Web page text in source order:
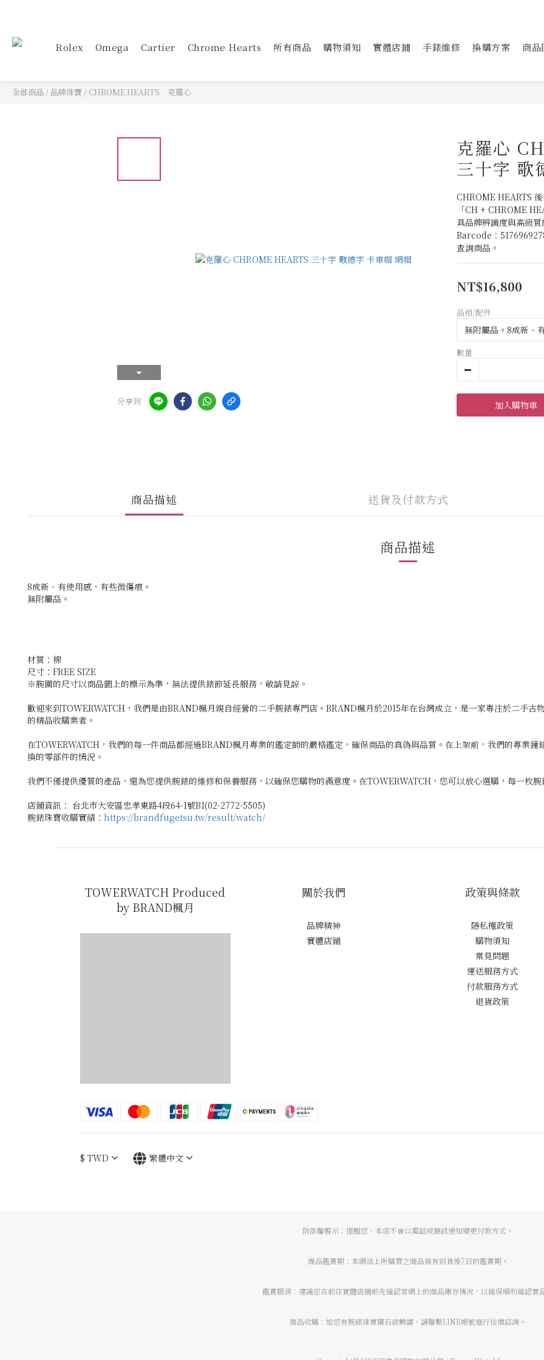
Rolex Omega Cartier Chrome Hearts 所有商品 購物須知 實體店鋪 手錶維修 換購方案 商品
全部商品 / 品牌珠寶 / CHROME HEARTS 克羅心
分享到
克羅心
三十字 歌
CHROME HEARTS
「CH + CHROME
具品牌辨識度與高級
Barcode：
查詢商品。
NT$16,800
品相/配件
數量
加入購物車
商品描述 送貨及付款方式
商品描述
8成新、有使用感，有些微傷痕。
無附屬品。
材質：棉
尺寸：FREE SIZE
※腕圍的尺寸以商品圖上的標示為準，無法提供錶節延長服務，敬請見諒。
歡迎來到TOWERWATCH，我們是由BRAND楓月親自經營的二手腕錶專門店。BRAND楓月於2015年在台灣成立，是一家專注於二手
的精品收購業者。
在TOWERWATCH，我們的每一件商品都經過BRAND楓月專業的鑑定師的嚴格鑑定，確保商品的真偽與品質。在上架前，我們的專業
換的零部件的情況。
我們不僅提供優質的產品，還為您提供腕錶的維修和保養服務，以確保您購物的滿意度。在TOWERWATCH，您可以放心選購，每一枚
店鋪資訊： 台北市大安區忠孝東路4段64-1號B1(02-2772-5505)
腕錶珠寶收購實績： https://brandfugetsu.tw/result/watch/
TOWERWATCH Produced
by BRAND楓月
關於我們
品牌精神
實體店鋪
政策與條款
隱私權政策
購物須知
常見問題
運送服務方式
付款服務方式
退貨政策
$ TWD 繁體中文
防詐騙警示：提醒您，本店不會以電話或簡訊通知變更付款方式。
商品鑑賞期：本網站上所購買之商品皆有到貨後7日的鑑賞期。
鑑賞服務：建議您在前往實體店鋪前先確認官網上的商品庫存情況，以確保順利確認實
商品收購：如您有腕錶珠寶鑽石欲轉讓，請聯繫LINE帳號進行估價諮詢。